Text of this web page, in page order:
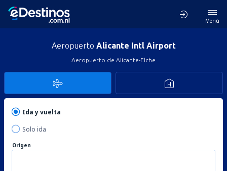
Menú
Aeropuerto Alicante Intl Airport
Aeropuerto de Alicante-Elche
Ida y vuelta
Solo ida
Origen